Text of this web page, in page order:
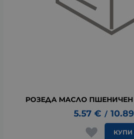
РОЗЕДА МАСЛО
5.57 € / 10.89
КУПИ